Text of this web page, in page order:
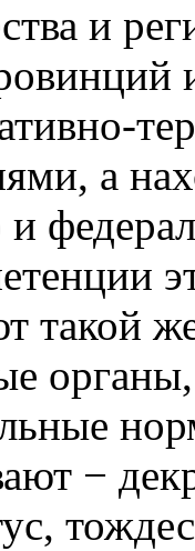
и
а
и
такой
−